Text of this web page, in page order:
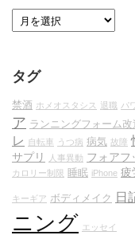
タグ
禁酒 ホメオスタシス 退職 パ
ア ランニングフォーム改
レ 自転車 うつ病 病気 故障
サプリ 人事異動 フォアフ
カロリー制限 睡眠 iPhone 疲
キーギア ボディメイク 日
ニング
エッセイ